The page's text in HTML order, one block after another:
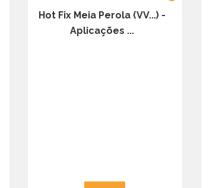
Hot Fix Meia Perola (VV...) -
Aplicações ...